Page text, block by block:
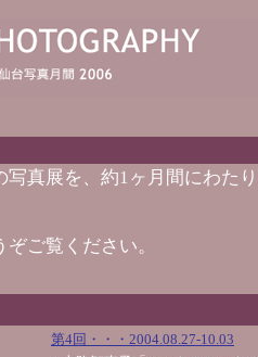
写真展を、約1ヶ月間にわた
ご覧ください。
第4回・・・2004.08.27-10.03